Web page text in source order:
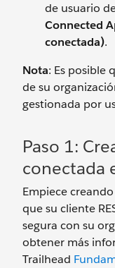
de usuario
Connected
conectada).
Nota: Es posible
de su
gestionada por
Paso 1:
conectada
Empiece
que su cliente
segura con su
obtener más
Trailhead